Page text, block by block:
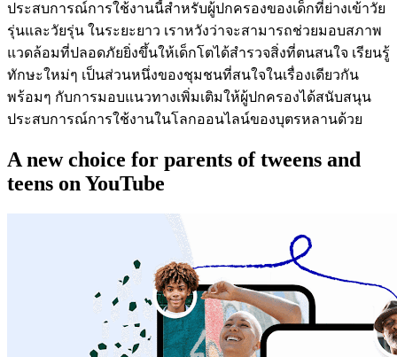
ประสบการณ์การใช้งานนี้สำหรับผู้ปกครองของเด็กที่ย่างเข้าวัย
รุ่นและวัยรุ่น ในระยะยาว เราหวังว่าจะสามารถช่วยมอบสภาพ
แวดล้อมที่ปลอดภัยยิ่งขึ้นให้เด็กโตได้สำรวจสิ่งที่ตนสนใจ เรียนรู้
ทักษะใหม่ๆ เป็นส่วนหนึ่งของชุมชนที่สนใจในเรื่องเดียวกัน
พร้อมๆ กับการมอบแนวทางเพิ่มเติมให้ผู้ปกครองได้สนับสนุน
ประสบการณ์การใช้งานในโลกออนไลน์ของบุตรหลานด้วย
A new choice for parents of tweens and
teens on YouTube